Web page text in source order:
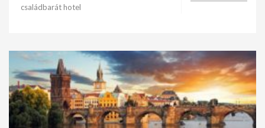
családbarát hotel